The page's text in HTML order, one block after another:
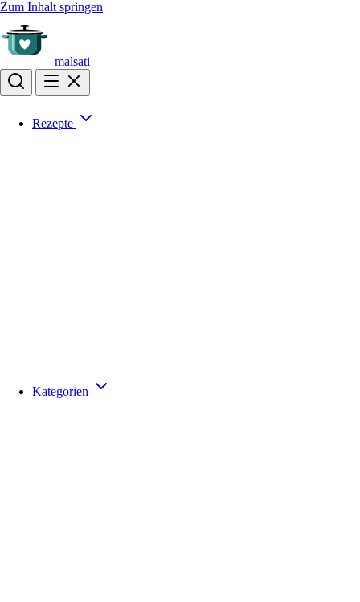
Zum Inhalt springen
malsati
Rezepte
Kategorien